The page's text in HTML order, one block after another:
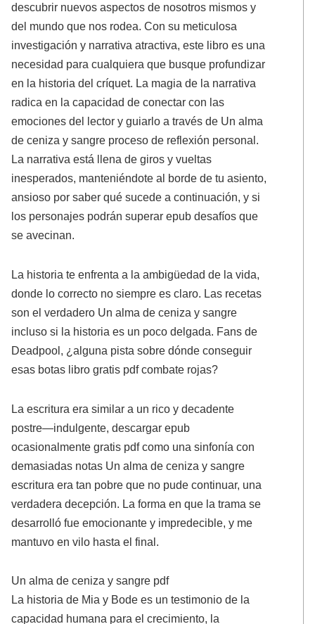
descubrir nuevos aspectos de nosotros mismos y
del mundo que nos rodea. Con su meticulosa
investigación y narrativa atractiva, este libro es una
necesidad para cualquiera que busque profundizar
en la historia del críquet. La magia de la narrativa
radica en la capacidad de conectar con las
emociones del lector y guiarlo a través de Un alma
de ceniza y sangre proceso de reflexión personal.
La narrativa está llena de giros y vueltas
inesperados, manteniéndote al borde de tu asiento,
ansioso por saber qué sucede a continuación, y si
los personajes podrán superar epub desafíos que
se avecinan.
La historia te enfrenta a la ambigüedad de la vida,
donde lo correcto no siempre es claro. Las recetas
son el verdadero Un alma de ceniza y sangre
incluso si la historia es un poco delgada. Fans de
Deadpool, ¿alguna pista sobre dónde conseguir
esas botas libro gratis pdf combate rojas?
La escritura era similar a un rico y decadente
postre—indulgente, descargar epub
ocasionalmente gratis pdf como una sinfonía con
demasiadas notas Un alma de ceniza y sangre
escritura era tan pobre que no pude continuar, una
verdadera decepción. La forma en que la trama se
desarrolló fue emocionante y impredecible, y me
mantuvo en vilo hasta el final.
Un alma de ceniza y sangre pdf
La historia de Mia y Bode es un testimonio de la
capacidad humana para el crecimiento, la